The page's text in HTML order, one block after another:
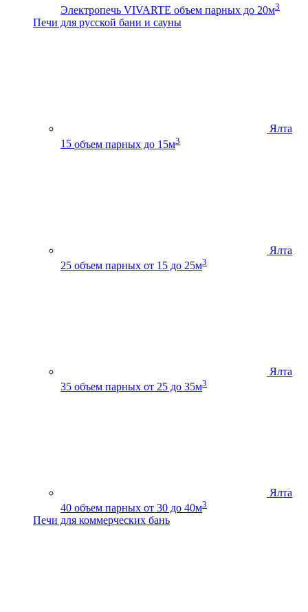
Электропечь VIVARTE объем парных до 20м3
Печи для русской бани и сауны
Ялта
15 объем парных до 15м3
Ялта
25 объем парных от 15 до 25м3
Ялта
35 объем парных от 25 до 35м3
Ялта
40 объем парных от 30 до 40м3
Печи для коммерческих бань